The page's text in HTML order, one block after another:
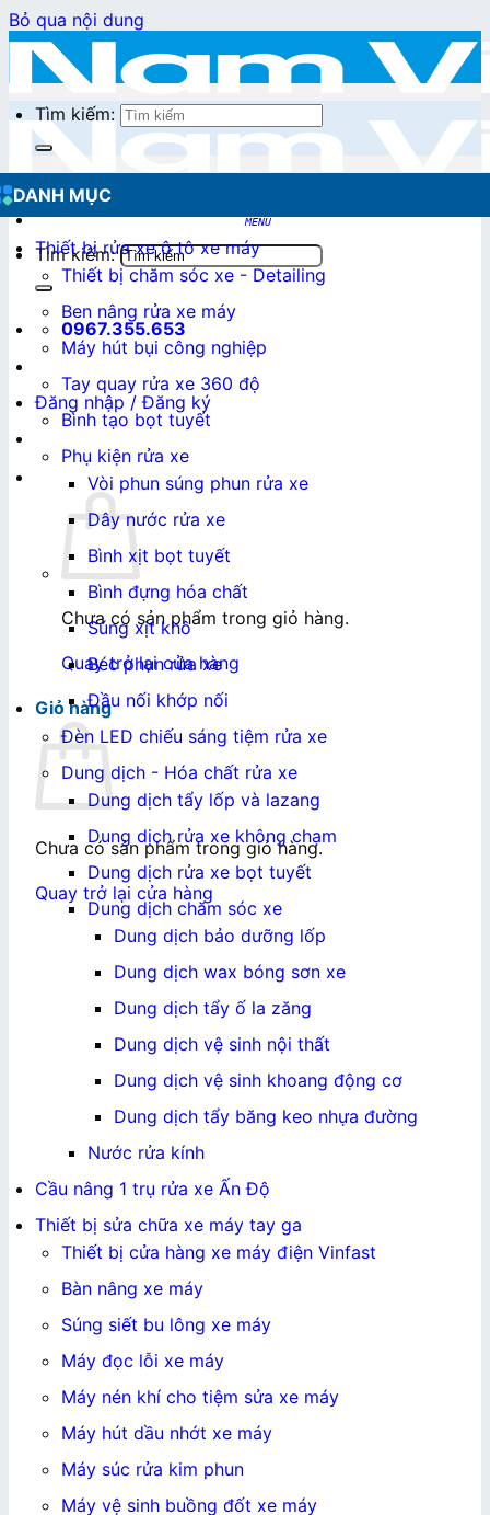
Bỏ qua nội dung
Tìm kiếm:
0967.355.653
Đăng nhập / Đăng ký
Chưa có sản phẩm trong giỏ hàng.
Quay trở lại cửa hàng
Giỏ hàng
Chưa có sản phẩm trong giỏ hàng.
Quay trở lại cửa hàng
Tìm kiếm:
DANH MỤC
Thiết bị rửa xe ô tô xe máy
Thiết bị chăm sóc xe - Detailing
Ben nâng rửa xe máy
Máy hút bụi công nghiệp
Tay quay rửa xe 360 độ
Bình tạo bọt tuyết
Phụ kiện rửa xe
Vòi phun súng phun rửa xe
Dây nước rửa xe
Bình xịt bọt tuyết
Bình đựng hóa chất
Súng xịt khô
Béc phun rửa xe
Đầu nối khớp nối
Đèn LED chiếu sáng tiệm rửa xe
Dung dịch - Hóa chất rửa xe
Dung dịch tẩy lốp và lazang
Dung dịch rửa xe không chạm
Dung dịch rửa xe bọt tuyết
Dung dịch chăm sóc xe
Dung dịch bảo dưỡng lốp
Dung dịch wax bóng sơn xe
Dung dịch tẩy ố la zăng
Dung dịch vệ sinh nội thất
Dung dịch vệ sinh khoang động cơ
Dung dịch tẩy băng keo nhựa đường
Nước rửa kính
Cầu nâng 1 trụ rửa xe Ấn Độ
Thiết bị sửa chữa xe máy tay ga
Thiết bị cửa hàng xe máy điện Vinfast
Bàn nâng xe máy
Súng siết bu lông xe máy
Máy đọc lỗi xe máy
Máy nén khí cho tiệm sửa xe máy
Máy hút dầu nhớt xe máy
Máy súc rửa kim phun
Máy vệ sinh buồng đốt xe máy